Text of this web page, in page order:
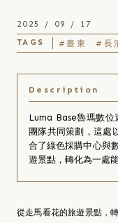
2025 / 09 / 17
#臺東
#長
Luma Base魯瑪數
團隊共同策劃，這處
合了綠色採購中心與
遊景點，轉化為一處
從走馬看花的旅遊景點，